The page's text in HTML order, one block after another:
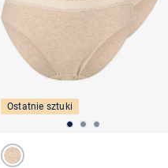
Ostatnie sztuki